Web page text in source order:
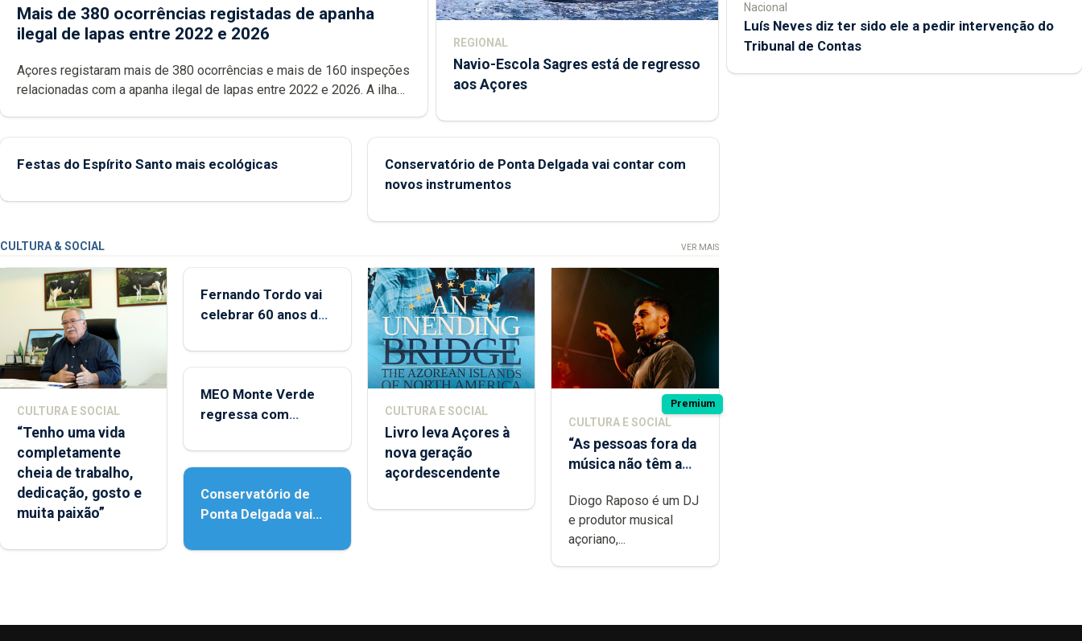
Mais de 380 ocorrências registadas de apanha
ilegal de lapas entre 2022 e 2026
Açores registaram mais de 380 ocorrências e mais de 160 inspeções
relacionadas com a apanha ilegal de lapas entre 2022 e 2026. A ilha
REGIONAL
Navio-Escola Sagres está de regresso
aos Açores
Festas do Espírito Santo mais ecológicas
Conservatório de Ponta Delgada vai contar com
novos instrumentos
CULTURA & SOCIAL VER MAIS
CULTURA E SOCIAL
“Tenho uma vida
completamente
cheia de trabalho,
dedicação, gosto e
muita paixão”
Fernando Tordo vai
celebrar 60 anos de
Micaelense
MEO Monte Verde
regressa com
acessibilidade
Conservatório de
Ponta Delgada vai
instrumentos
CULTURA E SOCIAL
Livro leva Açores à
nova geração
açordescendente
Premium
CULTURA E SOCIAL
“As pessoas fora da
música não têm a
difícil é produzir
uma música”
Diogo Raposo é um DJ
e produtor musical
açoriano,...
Nacional
Luís Neves diz ter sido ele a pedir intervenção do
Tribunal de Contas